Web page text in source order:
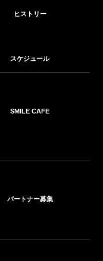
ヒストリー
スケジュール
SMILE CAFE
パートナー募集